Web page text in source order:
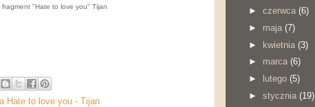
fragment "Hate to love you" Tijan
Hate to love you - Tijan
► czerwca (6)
► maja (7)
► kwietnia (3)
► marca (6)
►
lutego (5)
► stycznia (19)